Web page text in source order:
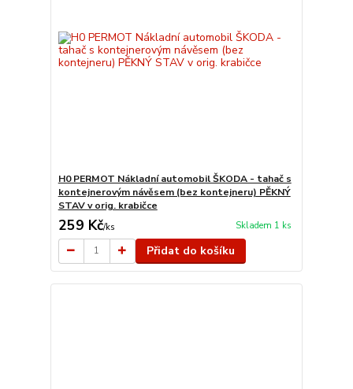
H0 PERMOT Nákladní automobil ŠKODA - tahač s
kontejnerovým návěsem (bez kontejneru) PĚKNÝ
STAV v orig. krabičce
259 Kč/ks Skladem 1 ks
Přidat do košíku